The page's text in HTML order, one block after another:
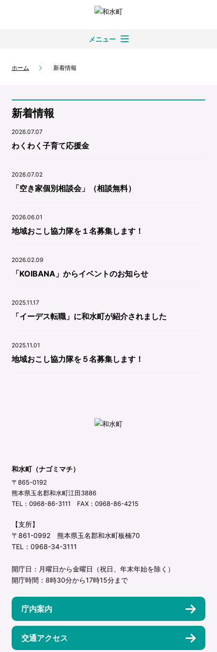
メニュー
ホーム 新着情報
新着情報
2026.07.07
わくわく子育て応援金
2026.07.02
「空き家個別相談会」（相談無料）
2026.06.01
地域おこし協力隊を１名募集します！
2026.02.09
「KOIBANA」からイベントのお知らせ
2025.11.17
「イーデス転職」に和水町が紹介されました
2025.11.01
地域おこし協力隊を５名募集します！
和水町（ナゴミマチ）
〒865-0192
熊本県玉名郡和水町江田3886
TEL：0968-86-3111 FAX：0968-86-4215
【支所】
〒861-0992 熊本県玉名郡和水町板楠70
TEL：0968-34-3111
開庁日：月曜日から金曜日（祝日、年末年始を除く）
開庁時間：8時30分から17時15分まで
庁内案内
交通アクセス